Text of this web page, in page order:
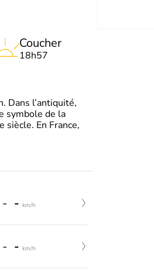
Coucher
18h57
Dans l’antiquité,
symbole de la
En France,
- - km/h
- - km/h